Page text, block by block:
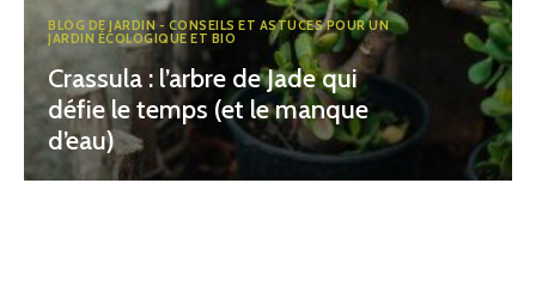
BLOG DE JARDIN - CONSEILS ET ASTUCES POUR UN
JARDIN ÉCOLOGIQUE ET BIO
Crassula : l’arbre de Jade qui
défie le temps (et le manque
d’eau)